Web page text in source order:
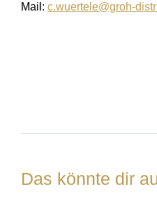
Mail: c.wuertele@groh-
Das könnte dir